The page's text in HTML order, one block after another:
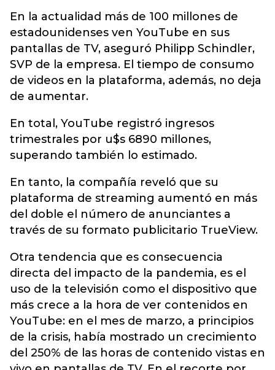
En la actualidad más de 100 millones de
estadounidenses ven YouTube en sus
pantallas de TV, aseguró Philipp Schindler,
SVP de la empresa. El tiempo de consumo
de videos en la plataforma, además, no deja
de aumentar.
En total, YouTube registró ingresos
trimestrales por u$s 6890 millones,
superando también lo estimado.
En tanto, la compañía reveló que su
plataforma de streaming aumentó en más
del doble el número de anunciantes a
través de su formato publicitario TrueView.
Otra tendencia que es consecuencia
directa del impacto de la pandemia, es el
uso de la televisión como el dispositivo que
más crece a la hora de ver contenidos en
YouTube: en el mes de marzo, a principios
de la crisis, había mostrado un crecimiento
del 250% de las horas de contenido vistas en